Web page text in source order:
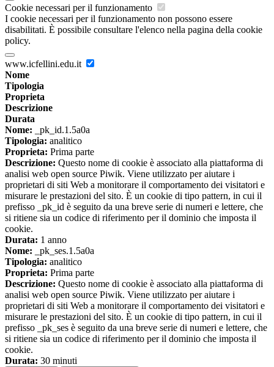
Cookie necessari per il funzionamento
I cookie necessari per il funzionamento non possono essere
disabilitati. È possibile consultare l'elenco nella pagina della cookie
policy.
www.icfellini.edu.it
Nome
Tipologia
Proprieta
Descrizione
Durata
Nome: _pk_id.1.5a0a
Tipologia: analitico
Proprieta: Prima parte
Descrizione: Questo nome di cookie è associato alla piattaforma di
analisi web open source Piwik. Viene utilizzato per aiutare i
proprietari di siti Web a monitorare il comportamento dei visitatori e
misurare le prestazioni del sito. È un cookie di tipo pattern, in cui il
prefisso _pk_id è seguito da una breve serie di numeri e lettere, che
si ritiene sia un codice di riferimento per il dominio che imposta il
cookie.
Durata: 1 anno
Nome: _pk_ses.1.5a0a
Tipologia: analitico
Proprieta: Prima parte
Descrizione: Questo nome di cookie è associato alla piattaforma di
analisi web open source Piwik. Viene utilizzato per aiutare i
proprietari di siti Web a monitorare il comportamento dei visitatori e
misurare le prestazioni del sito. È un cookie di tipo pattern, in cui il
prefisso _pk_ses è seguito da una breve serie di numeri e lettere, che
si ritiene sia un codice di riferimento per il dominio che imposta il
cookie.
Durata: 30 minuti